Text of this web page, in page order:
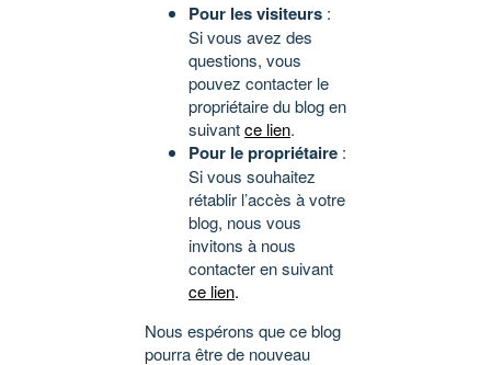
Pour les visiteurs :
Si vous avez des
questions, vous
pouvez contacter le
propriétaire du blog en
suivantce lien.
Pour le propriétaire :
Si vous souhaitez
rétablir l’accès à votre
blog, nous vous
invitons à nous
contacter en suivant
ce lien.
Nous espérons que ce blog
pourra être de nouveau